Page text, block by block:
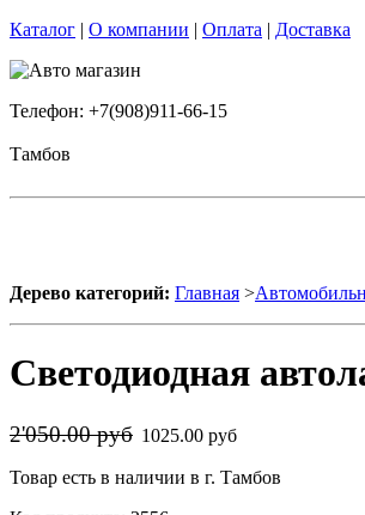
Каталог | О компании | Оплата | Доставка
Телефон: +7(908)911-66-15
Тамбов
Дерево категорий: Главная >
Светодиодная
2'050.00 руб 1025.00 руб
Товар есть в наличии в г. Тамбов